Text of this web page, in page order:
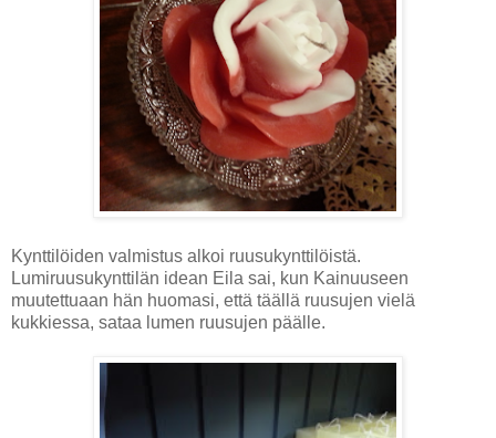
Kynttilöiden valmistus alkoi ruusukynttilöistä.
Lumiruusukynttilän idean Eila sai, kun Kainuuseen
muutettuaan hän huomasi, että täällä ruusujen vielä
kukkiessa, sataa lumen ruusujen päälle.